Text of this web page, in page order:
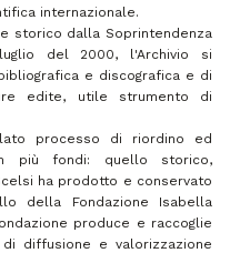
internazionale.
storico dalla Soprintendenza
del 2000, l'Archivio si
e discografica e di
edite, utile strumento di
processo di riordino ed
più fondi: quello storico,
ha prodotto e conservato
della Fondazione Isabella
produce e raccoglie
diffusione e valorizzazione